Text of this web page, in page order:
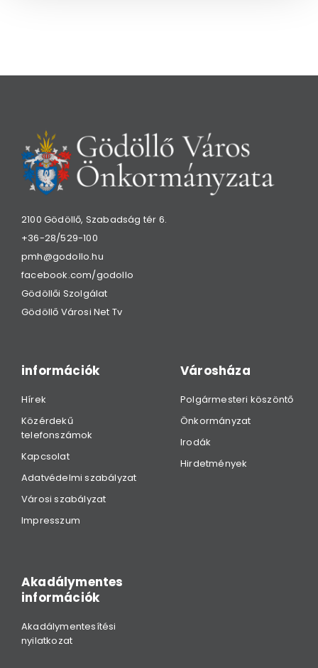
2100 Gödöllő, Szabadság tér 6.
+36-28/529-100
pmh@godollo.hu
facebook.com/godollo
Gödöllői Szolgálat
Gödöllő Városi Net Tv
információk
Hírek
Közérdekű
telefonszámok
Kapcsolat
Adatvédelmi szabályzat
Városi szabályzat
Impresszum
Városháza
Polgármesteri köszöntő
Önkormányzat
Irodák
Hirdetmények
Akadálymentes
információk
Akadálymentesítési
nyilatkozat